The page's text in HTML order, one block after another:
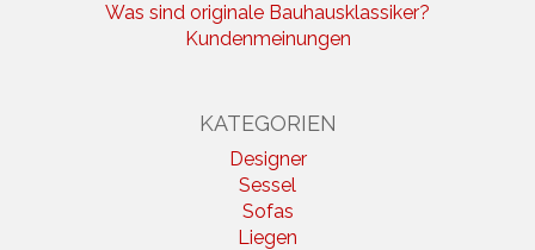
Was sind originale Bauhausklassiker?
Kundenmeinungen
KATEGORIEN
Designer
Sessel
Sofas
Liegen